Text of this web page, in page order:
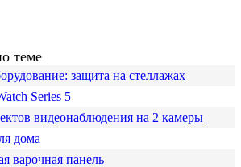
теме
защита на стеллажах
Series 5
видеонаблюдения на 2 камеры
дома
варочная панель